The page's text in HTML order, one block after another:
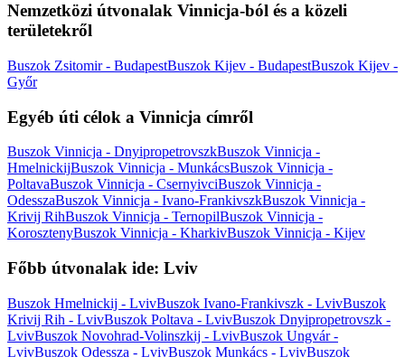
Nemzetközi útvonalak Vinnicja-ból és a közeli
területekről
Buszok Zsitomir - BudapestBuszok Kijev - BudapestBuszok Kijev -
Győr
Egyéb úti célok a Vinnicja címről
Buszok Vinnicja - DnyipropetrovszkBuszok Vinnicja -
HmelnickijBuszok Vinnicja - MunkácsBuszok Vinnicja -
PoltavaBuszok Vinnicja - CsernyivciBuszok Vinnicja -
OdesszaBuszok Vinnicja - Ivano-FrankivszkBuszok Vinnicja -
Krivij RihBuszok Vinnicja - TernopilBuszok Vinnicja -
KorosztenyBuszok Vinnicja - KharkivBuszok Vinnicja - Kijev
Főbb útvonalak ide: Lviv
Buszok Hmelnickij - LvivBuszok Ivano-Frankivszk - LvivBuszok
Krivij Rih - LvivBuszok Poltava - LvivBuszok Dnyipropetrovszk -
LvivBuszok Novohrad-Volinszkij - LvivBuszok Ungvár -
LvivBuszok Odessza - LvivBuszok Munkács - LvivBuszok